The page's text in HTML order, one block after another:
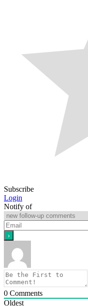
Subscribe
Login
Notify of
0 Comments
Oldest